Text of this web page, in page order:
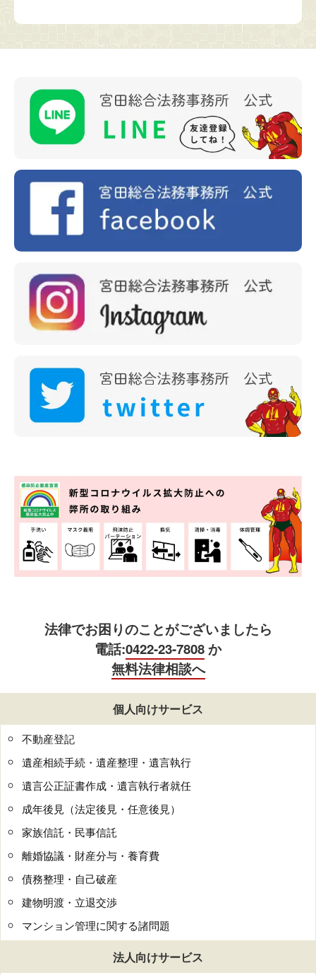
法律でお困りのことがございましたら
電話:0422-23-7808か
無料法律相談へ
個人向けサービス
不動産登記
遺産相続手続・遺産整理・遺言執行
遺言公正証書作成・遺言執行者就任
成年後見（法定後見・任意後見）
家族信託・民事信託
離婚協議・財産分与・養育費
債務整理・自己破産
建物明渡・立退交渉
マンション管理に関する諸問題
法人向けサービス